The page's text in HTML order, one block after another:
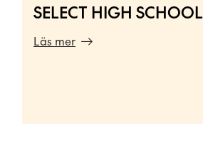
SELECT HIGH SCHOOL
Läs mer